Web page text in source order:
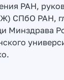
РАН,
СПбО РАН,
Минздрава